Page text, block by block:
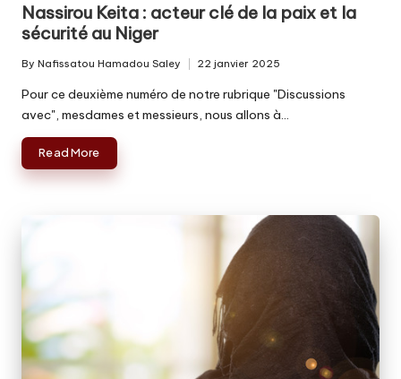
Nassirou Keita : acteur clé de la paix et la
sécurité au Niger
Posted
by
By Nafissatou Hamadou Saley 22 janvier 2025
Pour ce deuxième numéro de notre rubrique "Discussions
avec", mesdames et messieurs, nous allons à…
Read More